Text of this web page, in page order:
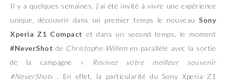
Il y a quelques semaines, j’ai été invité à vivre une expérience
unique, découvrir dans un premier temps le nouveau Sony
Xperia Z1 Compact et dans un second temps, le moment
#NeverShot de Christophe Willemen parallèle avec la sortie
de la campagne «
Revivez votre meilleur souvenir
#NeverShot« . En effet, la particularité du Sony Xperia Z1